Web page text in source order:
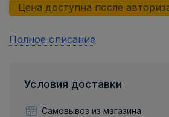
Цена доступна после
Полное описание
Условия доставки
Самовывоз из магазина